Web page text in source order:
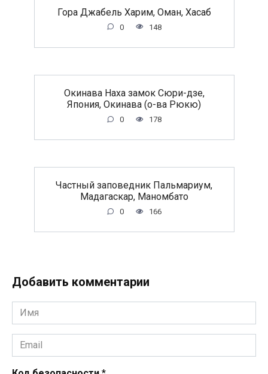
Гора Джабель Харим, Оман, Хасаб
0 148
Окинава Наха замок Сюри-дзе,
Япония, Окинава (о-ва Рюкю)
0 178
Частный заповедник Пальмариум,
Мадагаскар, Маномбато
0 166
Добавить комментарии
Имя
*
Email
*